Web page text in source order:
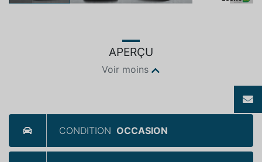
APERÇU
Voir moins
CONDITION OCCASION